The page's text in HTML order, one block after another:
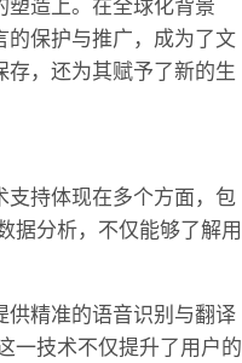
造上。在全球化背景
保护与推广，成为了文
，还为其赋予了新的生
持体现在多个方面，包
据分析，不仅能够了解用
精准的语音识别与翻译
一技术不仅提升了用户的